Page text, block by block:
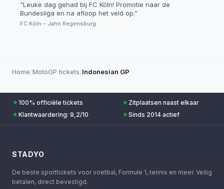
“Leuke dag gehad bij FC Köln! Promotie naar de
Bundesliga en na afloop het veld op.”
FC Köln – Jahn Regensburg
Home/MotoGP tickets/Indonesian GP
★100% officiële tickets ★ Zitplaatsen naast elkaar
★Klantwaardering: 9,2/10 ★Sinds 2014 actief
STADYO
De beste sporttickets voor voetbal, Formule 1, tennis en meer. Veilig
betalen, direct bevestigd.